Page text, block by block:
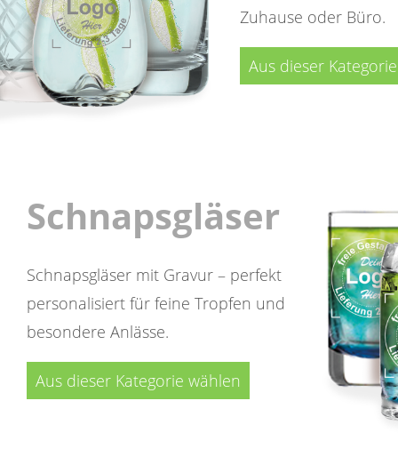
Zuhause oder Büro.
Aus dieser
Schnapsgläser
Schnapsgläser mit Gravur – perfekt
personalisiert für feine Tropfen und
besondere Anlässe.
Aus dieser Kategorie wählen